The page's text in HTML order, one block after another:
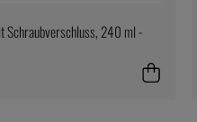
Schraubverschluss, 240 ml -